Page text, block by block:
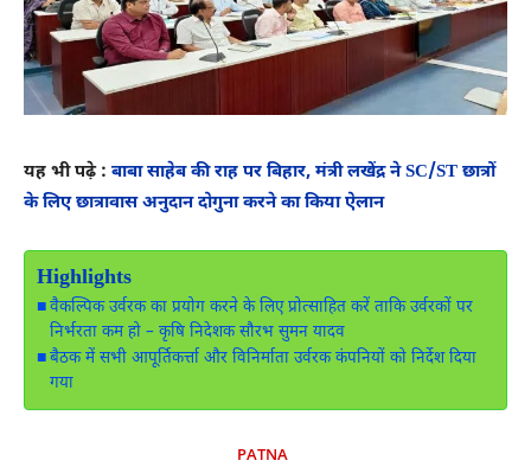
यह भी पढ़े : बाबा साहेब की राह पर बिहार, मंत्री लखेंद्र ने SC/ST छात्रों
के लिए छात्रावास अनुदान दोगुना करने का किया ऐलान
Highlights
वैकल्पिक उर्वरक का प्रयोग करने के लिए प्रोत्साहित करें ताकि उर्वरकों पर
निर्भरता कम हो – कृषि निदेशक सौरभ सुमन यादव
बैठक में सभी आपूर्तिकर्त्ता और विनिर्माता उर्वरक कंपनियों को निर्देश दिया
गया
PATNA